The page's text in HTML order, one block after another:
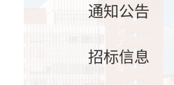
通知公告
招标信息